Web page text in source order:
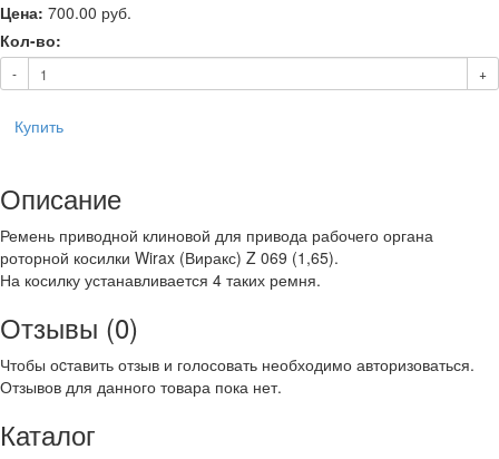
Цена: 700.00 руб.
Кол-во:
- +
Купить
Описание
Ремень приводной клиновой для привода рабочего органа
роторной косилки Wirax (Виракс) Z 069 (1,65).
На косилку устанавливается 4 таких ремня.
Отзывы (0)
Чтобы оcтавить отзыв и голосовать необходимо авторизоваться.
Отзывов для данного товара пока нет.
Каталог